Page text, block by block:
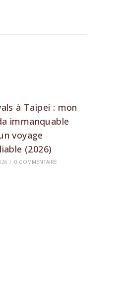
à Taipei : mon
immanquable
voyage
(2026)
/ 0 COMMENTAIRE